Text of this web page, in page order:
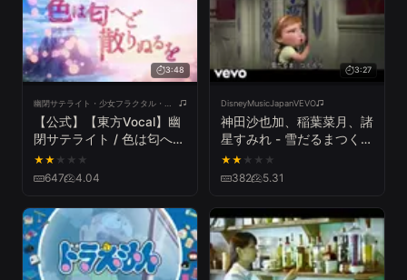
3:48
幽閉サテライト・少女フラクタル・幽閉カタルシス 公式チャンネル
【公式】【東方Vocal】幽
閉サテライト / 色は匂へど
散りぬるを/歌唱:senya）
【FullMV】≪幻想万華鏡
曲：神々が恋した幻想郷）
★★ ★ ★ ★
647 4.04
3:27
DisneyMusicJapanVEVO
神田沙也加、稲葉菜月、諸
星すみれ - 雪だるまつくろ
う（From『アナと雪の女
王』）
★★ ★ ★ ★
382 5.31